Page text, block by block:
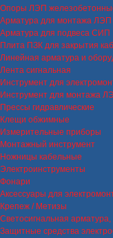
Опоры ЛЭП
Арматура для монтажа ЛЭП
Арматура для подвеса СИП
Плита ПЗК для закрытия
Линейная арматура и
Лента сигнальная
Инструмент для
Инструмент для монтажа
Прессы гидравлические
Клещи обжимные
Измерительные приборы
Монтажный инструмент
Ножницы кабельные
Электроинструменты
Фонари
Аксессуары для
Крепеж / Метизы
Светосигнальная арматура,
Защитные средства